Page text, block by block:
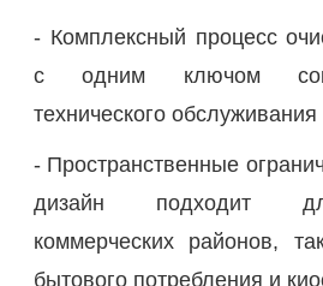
- Комплексный процесс
с одним ключом
технического
- Пространственные
дизайн подходит
коммерческих районов,
бытового потребления и